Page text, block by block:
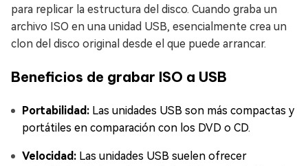
para replicar la estructura del disco. Cuando graba un
archivo ISO en una unidad USB, esencialmente crea un
clon del disco original desde el que puede arrancar.
Beneficios de grabar ISO a USB
Portabilidad: Las unidades USB son más compactas y
portátiles en comparación con los DVD o CD.
Velocidad: Las unidades USB suelen ofrecer